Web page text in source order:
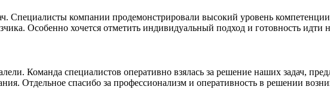
Специалисты компании продемонстрировали высокий уровень
Особенно хочется отметить индивидуальный подход и готовность идти
Команда специалистов оперативно взялась за решение наших задач,
Отдельное спасибо за профессионализм и оперативность в решении